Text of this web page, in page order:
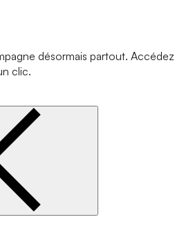
désormais partout. Accédez
clic.